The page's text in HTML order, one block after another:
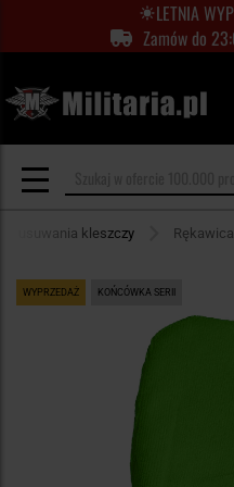
LETNIA
Zamów do
usuwania kleszczy
WYPRZEDAŻ KOŃCÓWKA SERII